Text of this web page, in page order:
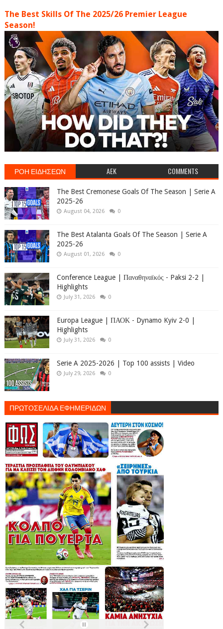
The Best Skills Of The 2025/26 Premier League
Season!
ΡΟΗ ΕΙΔΗΣΕΩΝ AEK COMMENTS
The Best Cremonese Goals Of The Season | Serie A
2025-26
August 04, 2026 0
The Best Atalanta Goals Of The Season | Serie A
2025-26
August 01, 2026 0
Conference League | Παναθηναϊκός - Paksi 2-2 |
Highlights
July 31, 2026 0
Europa League | ΠΑΟΚ - Dynamo Kyiv 2-0 |
Highlights
July 31, 2026 0
Serie A 2025-2026 | Top 100 assists | Video
July 29, 2026 0
ΠΡΩΤΟΣΕΛΙΔΑ ΕΦΗΜΕΡΙΔΩΝ